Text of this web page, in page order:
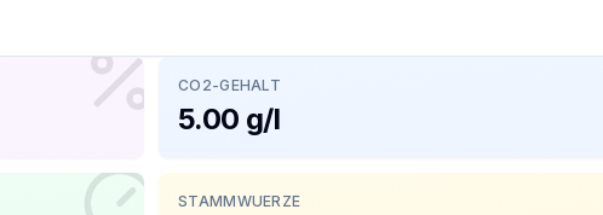
CO2-GEHALT
5.00 g/l
STAMMWUERZE